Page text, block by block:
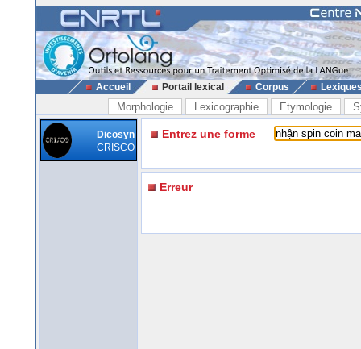
Accueil Portail lexical Corpus
Morphologie Lexicographie Etymologie
Dicosyn
CRISCO
Entrez une forme
Erreur